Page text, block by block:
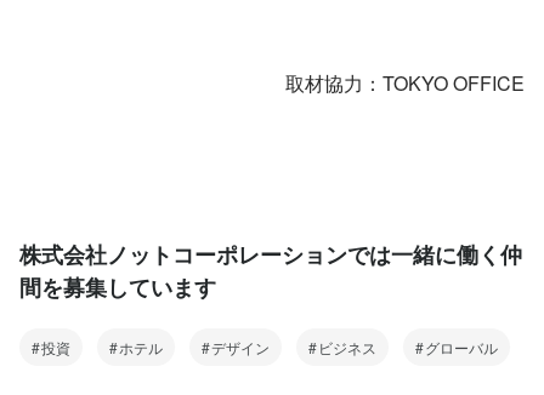
取材協力：TOKYO OFFICE
株式会社ノットコーポレーションでは一緒に働く仲
間を募集しています
投資 ホテル デザイン ビジネス グローバル